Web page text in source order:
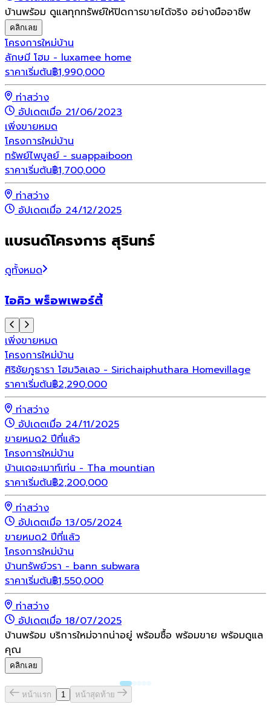
บ้านพร้อม ดูแลทุกทรัพย์ให้ปิดการขายได้จริง อย่างมืออาชีพ
คลิกเลย
โครงการใหม่บ้าน
ลักษมี โฮม - luxamee home
ราคาเริ่มต้น฿1,990,000
ท่าสว่าง
อัปเดตเมื่อ 21/06/2023
เพิ่งขายหมด
โครงการใหม่บ้าน
ทรัพย์ไพบูลย์ - suappaiboon
ราคาเริ่มต้น฿1,700,000
ท่าสว่าง
อัปเดตเมื่อ 24/12/2025
แบรนด์โครงการ สุรินทร์
ดูทั้งหมด
ไอคิว พร็อพเพอร์ตี้
เพิ่งขายหมด
โครงการใหม่บ้าน
ศิริชัยภูธารา โฮมวิลเลจ - Sirichaiphuthara Homevillage
ราคาเริ่มต้น฿2,290,000
ท่าสว่าง
อัปเดตเมื่อ 24/11/2025
ขายหมด2 ปีที่แล้ว
โครงการใหม่บ้าน
บ้านเดอะเมาท์เท่น - Tha mountian
ราคาเริ่มต้น฿2,200,000
ท่าสว่าง
อัปเดตเมื่อ 13/05/2024
ขายหมด2 ปีที่แล้ว
โครงการใหม่บ้าน
บ้านทรัพย์วรา - bann subwara
ราคาเริ่มต้น฿1,550,000
ท่าสว่าง
อัปเดตเมื่อ 18/07/2025
บ้านพร้อม บริการใหม่จากน่าอยู่ พร้อมซื้อ พร้อมขาย พร้อมดูแล
คุณ
คลิกเลย
หน้าแรก 1 หน้าสุดท้าย